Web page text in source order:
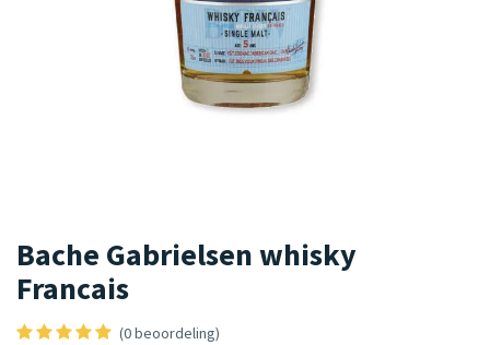
Bache Gabrielsen whisky
Francais
(0 beoordeling)